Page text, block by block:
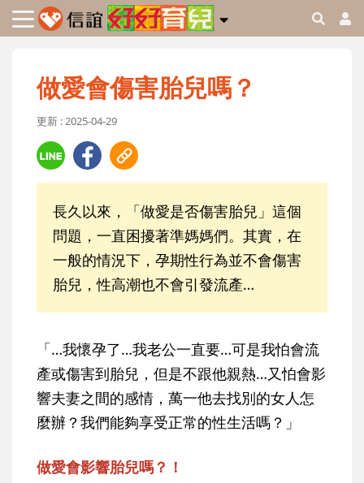
做愛會傷害胎兒嗎？
更新 : 2025-04-29
長久以來，「做愛是否傷害胎兒」這個
問題，一直困擾著準媽媽們。其實，在
一般的情況下，孕期性行為並不會傷害
胎兒，性高潮也不會引發流產…
「…我懷孕了…我老公一直要…可是我怕會流
產或傷害到胎兒，但是不跟他親熱…又怕會影
響夫妻之間的感情，萬一他去找別的女人怎
麼辦？我們能夠享受正常的性生活嗎？」
做愛會影響胎兒嗎？！